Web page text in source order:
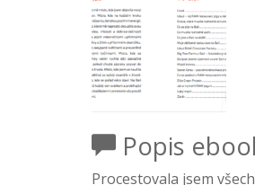
Popis
Procestovala jsem